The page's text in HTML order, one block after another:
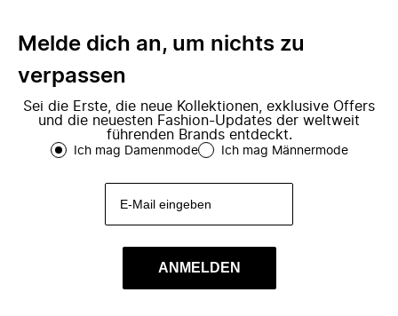
Melde dich an, um nichts zu
verpassen
Sei die Erste, die neue Kollektionen, exklusive Offers
und die neuesten Fashion-Updates der weltweit
führenden Brands entdeckt.
Ich mag Damenmode Ich mag Männermode
ANMELDEN